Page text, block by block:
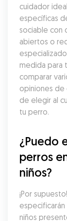
cuidador
específicas
sociable con
abiertos o
medida para
comparar
opiniones
de elegir al
tu perro.
¿Puedo
perros
niños?
¡Por
niños